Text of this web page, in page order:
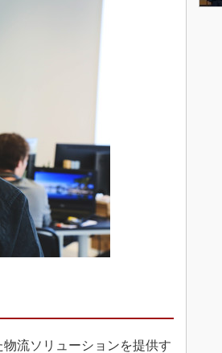
流ソリューションを提供す